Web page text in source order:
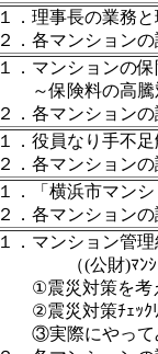
１．理事長の業務
２．各マンション
１．マンションの
～保険料の高騰
２．各マンション
１．役員なり手不
２．各マンション
１．「横浜市マン
２．各マンション
１．マンション管
（(公財)ﾏﾝｼｮﾝ
①震災対策を考
②震災対策ﾁｪｯｸﾘ
③実際にやって